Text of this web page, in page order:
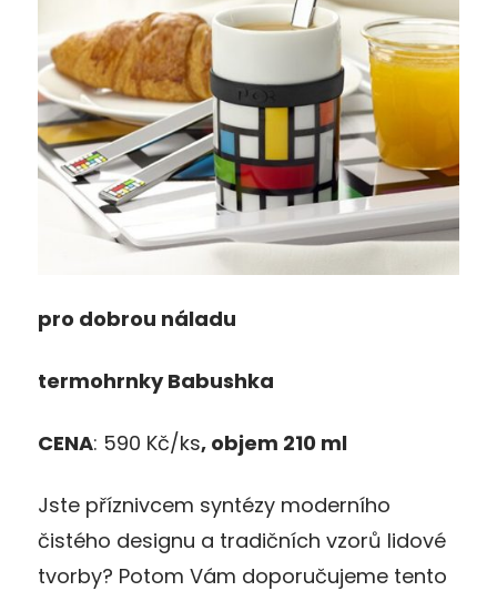
pro dobrou náladu
termohrnkyBabushka
CENA: 590 Kč/ks, objem 210 ml
Jste příznivcem syntézy moderního
čistého designu a tradičních vzorů lidové
tvorby? Potom Vám doporučujeme tento